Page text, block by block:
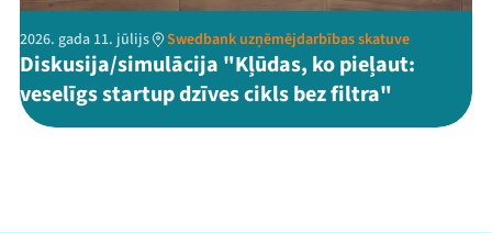
2026. gada 11. jūlijs Swedbank uzņēmējdarbības skatuve
Diskusija/simulācija "Kļūdas, ko pieļaut:
veselīgs startup dzīves cikls bez filtra"